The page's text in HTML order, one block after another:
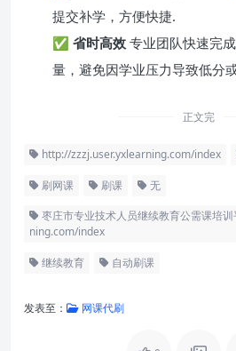
提交补学，方便快捷.
✅ 省时高效 专业团队快速完
量，避免因学业压力导致低分或
正文完
http://zzzj.user.yxlearning.com/index
刷网课 刷课
无
枣庄市专业技术人员继续教育公需课培
ning.com/index
继续教育 自动刷课
发表至： 网课代刷